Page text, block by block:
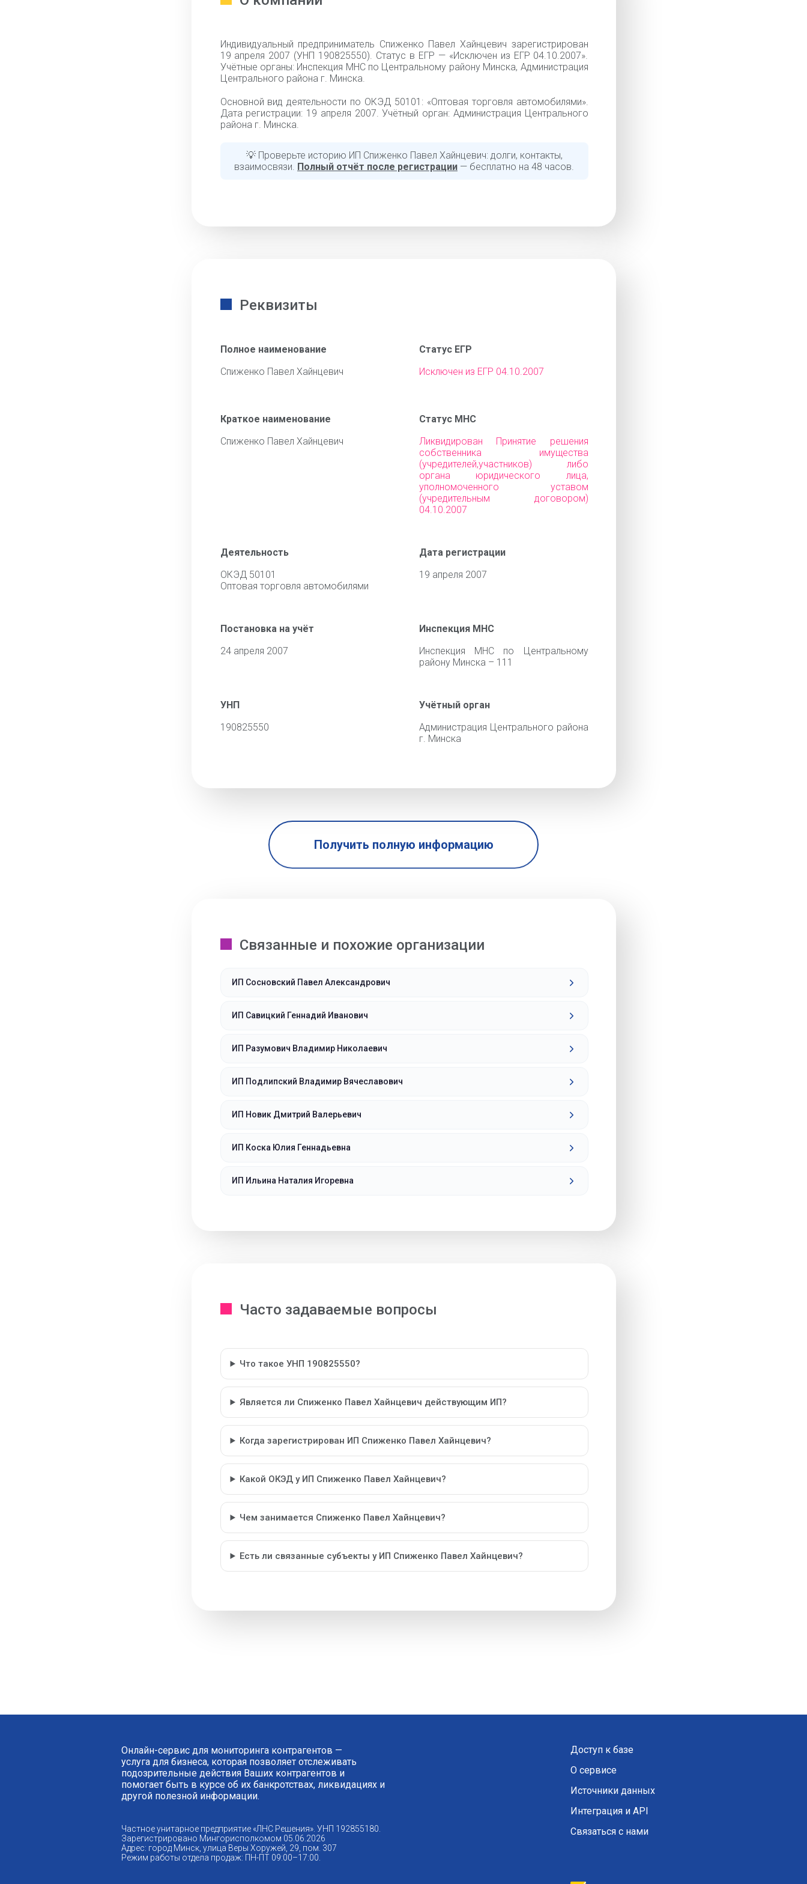
Индивидуальный предприниматель Спиженко Павел Хайнцевич зарегистрирован
19 апреля 2007 (УНП 190825550). Статус в ЕГР — «Исключен из ЕГР 04.10.2007».
Учётные органы: Инспекция МНС по Центральному району Минска, Администрация
Центрального района г. Минска.
Основной вид деятельности по ОКЭД 50101: «Оптовая торговля автомобилями».
Дата регистрации: 19 апреля 2007. Учётный орган: Администрация Центрального
района г. Минска.
💡 Проверьте историю ИП Спиженко Павел Хайнцевич: долги, контакты,
взаимосвязи. Полный отчёт после регистрации — бесплатно на 48 часов.
Реквизиты
Полное наименование
Спиженко Павел Хайнцевич
Статус ЕГР
Исключен из ЕГР 04.10.2007
Краткое наименование
Спиженко Павел Хайнцевич
Статус МНС
Ликвидирован Принятие решения
собственника имущества
(учредителей,участников) либо
органа юридического лица,
уполномоченного уставом
(учредительным договором)
04.10.2007
Деятельность
ОКЭД 50101
Оптовая торговля автомобилями
Дата регистрации
19 апреля 2007
Постановка на учёт
24 апреля 2007
Инспекция МНС
Инспекция МНС по Центральному
району Минска – 111
УНП
190825550
Учётный орган
Администрация Центрального района
г. Минска
Получить полную информацию
Связанные и похожие организации
ИП Сосновский Павел Александрович
ИП Савицкий Геннадий Иванович
ИП Разумович Владимир Николаевич
ИП Подлипский Владимир Вячеславович
ИП Новик Дмитрий Валерьевич
ИП Коска Юлия Геннадьевна
ИП Ильина Наталия Игоревна
Часто задаваемые вопросы
Что такое УНП 190825550?
Является ли Спиженко Павел Хайнцевич действующим ИП?
Когда зарегистрирован ИП Спиженко Павел Хайнцевич?
Какой ОКЭД у ИП Спиженко Павел Хайнцевич?
Чем занимается Спиженко Павел Хайнцевич?
Есть ли связанные субъекты у ИП Спиженко Павел Хайнцевич?
Онлайн-сервис для мониторинга контрагентов —
услуга для бизнеса, которая позволяет отслеживать
подозрительные действия Ваших контрагентов и
помогает быть в курсе об их банкротствах, ликвидациях и
другой полезной информации.
Частное унитарное предприятие «ЛНС Решения». УНП 192855180.
Зарегистрировано Мингорисполкомом 05.06.2026
Адрес: город Минск, улица Веры Хоружей, 29, пом. 307
Режим работы отдела продаж: ПН-ПТ 09:00–17:00.
Доступ к базе
О сервисе
Источники данных
Интеграция и API
Связаться с нами